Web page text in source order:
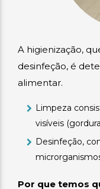
A higienização,
desinfeção, é
alimentar.
Limpeza
visíveis
Desinfeção,
Por que temos